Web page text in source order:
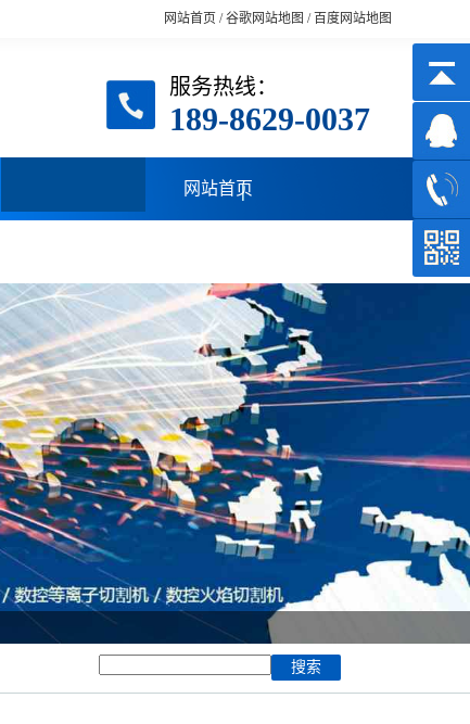
网站首页 /谷歌网站地图 / 百度网站地图
服务热线：
189-8629-0037
网站首页